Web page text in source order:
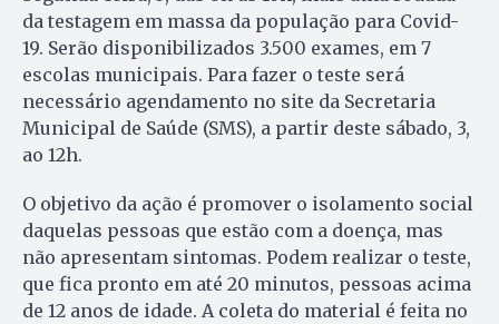
da testagem em massa da população para Covid-
19. Serão disponibilizados 3.500 exames, em 7
escolas municipais. Para fazer o teste será
necessário agendamento no site da Secretaria
Municipal de Saúde (SMS), a partir deste sábado, 3,
ao 12h.
O objetivo da ação é promover o isolamento social
daquelas pessoas que estão com a doença, mas
não apresentam sintomas. Podem realizar o teste,
que fica pronto em até 20 minutos, pessoas acima
de 12 anos de idade. A coleta do material é feita no